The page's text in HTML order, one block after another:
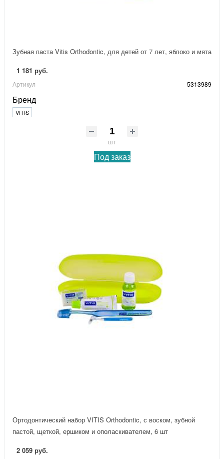
Зубная паста Vitis Orthodontic, для детей от 7 лет, яблоко и мята
1 181 руб.
Артикул 5313989
Бренд
VITIS
шт
Под заказ
Ортодонтический набор VITIS Orthodontic, с воском, зубной
пастой, щеткой, ершиком и ополаскивателем, 6 шт
2 059 руб.